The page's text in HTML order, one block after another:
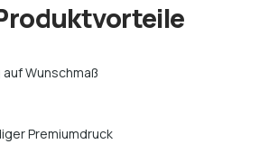
Wunschmaß
Premiumdruck